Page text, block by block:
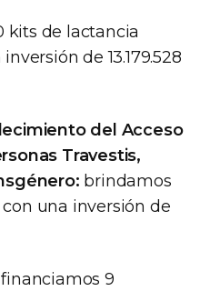
kits de lactancia
de 13.179.528
del Acceso
Travestis,
brindamos
una inversión de
financiamos 9